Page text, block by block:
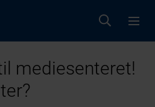
mediesenteret!